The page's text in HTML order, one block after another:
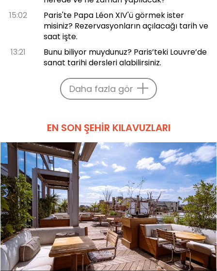
15:02
Paris'te Papa Léon XIV'ü görmek ister
misiniz? Rezervasyonların açılacağı tarih ve
saat işte.
13:21
Bunu biliyor muydunuz? Paris’teki Louvre’de
sanat tarihi dersleri alabilirsiniz.
Daha fazla gör
EN SON ŞEHIR KILAVUZLARI